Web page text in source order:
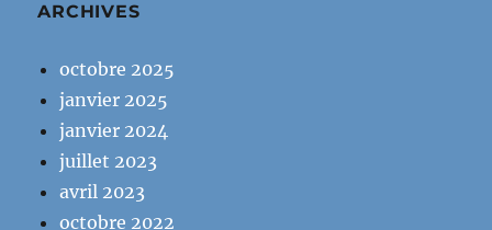
ARCHIVES
octobre 2025
janvier 2025
janvier 2024
juillet 2023
avril 2023
octobre 2022